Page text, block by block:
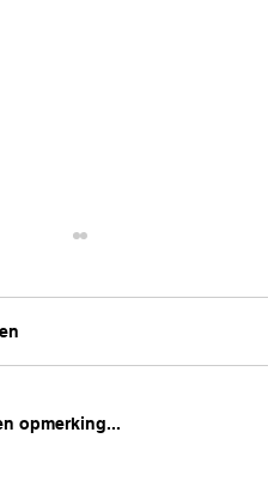
Magazijnkennis
opmerking...